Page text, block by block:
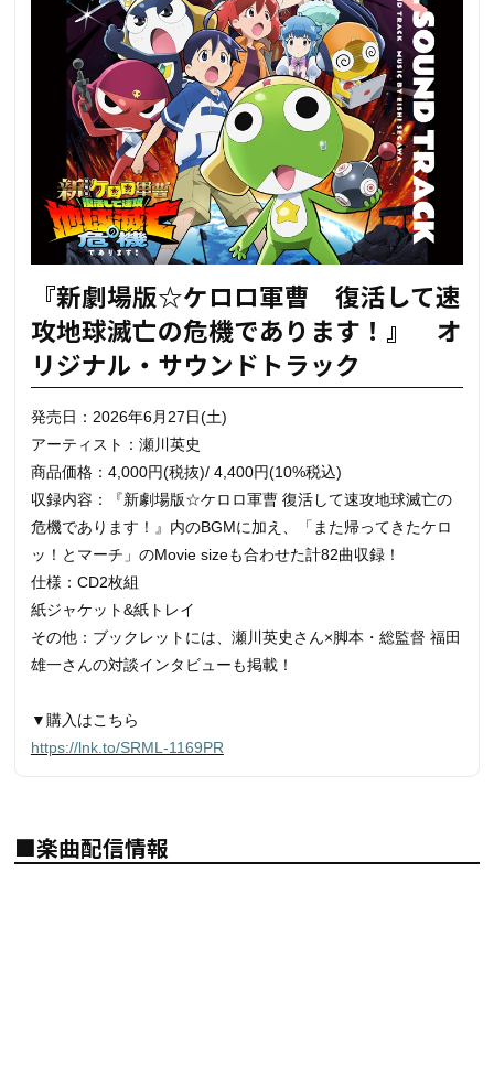
『新劇場版☆ケロロ軍曹 復活して速
攻地球滅亡の危機であります！』 オ
リジナル・サウンドトラック
発売日：2026年6月27日(土)
アーティスト：瀬川英史
商品価格：4,000円(税抜)/ 4,400円(10%税込)
収録内容：『新劇場版☆ケロロ軍曹 復活して速攻地球滅亡の
危機であります！』内のBGMに加え、「また帰ってきたケロ
ッ！とマーチ」のMovie sizeも合わせた計82曲収録！
仕様：CD2枚組
紙ジャケット&紙トレイ
その他：ブックレットには、瀬川英史さん×脚本・総監督 福田
雄一さんの対談インタビューも掲載！
▼購入はこちら
https://lnk.to/SRML-1169PR
■楽曲配信情報